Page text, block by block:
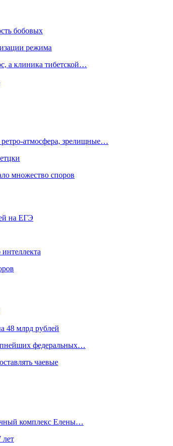
бобовых
режима
а клиника тибетской…
зрелищные…
множество споров
на ЕГЭ
48 млрд рублей
федеральных…
чаевые
комплекс Елены…